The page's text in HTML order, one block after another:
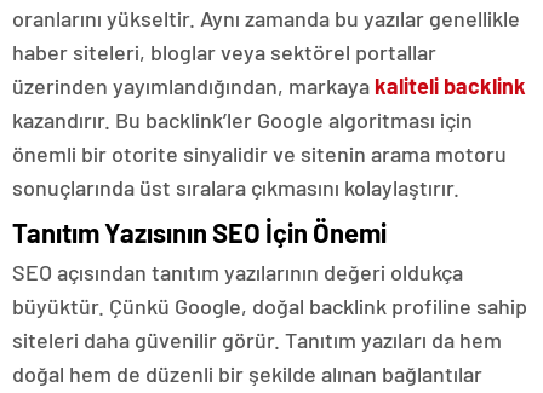
oranlarını yükseltir. Aynı zamanda bu yazılar genellikle
haber siteleri, bloglar veya sektörel portallar
üzerinden yayımlandığından, markaya kaliteli backlink
kazandırır. Bu backlink’ler Google algoritması için
önemli bir otorite sinyalidir ve sitenin arama motoru
sonuçlarında üst sıralara çıkmasını kolaylaştırır.
Tanıtım Yazısının SEO İçin Önemi
SEO açısından tanıtım yazılarının değeri oldukça
büyüktür. Çünkü Google, doğal backlink profiline sahip
siteleri daha güvenilir görür. Tanıtım yazıları da hem
doğal hem de düzenli bir şekilde alınan bağlantılar